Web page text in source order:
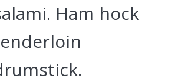
Ham hock